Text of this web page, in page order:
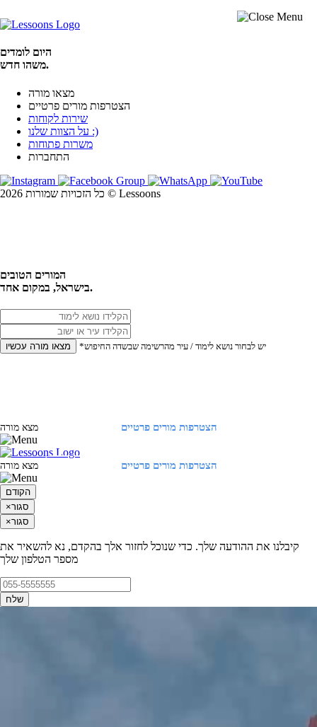
היום לומדים
משהו חדש.
מצאו מורה
הצטרפות מורים פרטיים
שירות לקוחות
על הצוות שלנו :)
משרות פתוחות
התחברות
כל הזכויות שמורות 2026 © Lessoons
המורים הטובים
בישראל, במקום אחד.
מצאו מורה עכשיו *יש לבחור נושא לימוד / עיר מהרשימה שבשדה החיפוש
הצטרפות מורים פרטיים מצא מורה
הצטרפות מורים פרטיים מצא מורה
הקודם
×סגור
×סגור
קיבלנו את ההודעה שלך. כדי שנוכל לחזור אלך בהקדם, נא להשאיר את
מספר הטלפון שלך
שלח